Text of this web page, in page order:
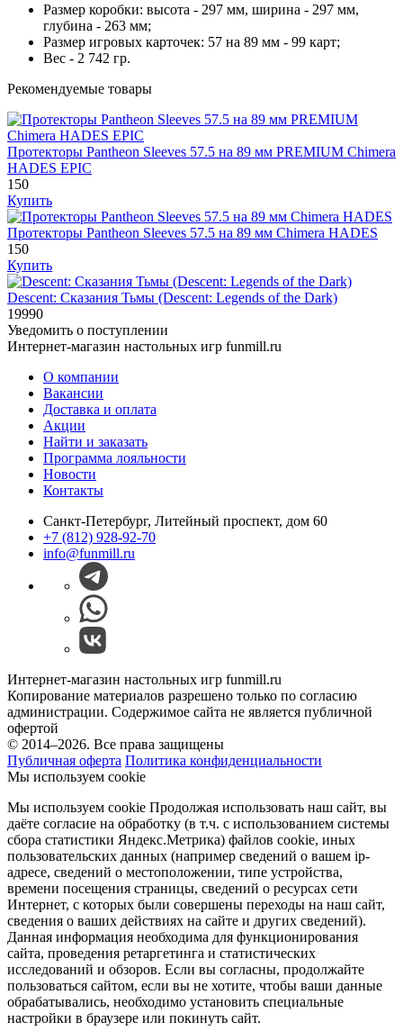
Размер коробки: высота - 297 мм, ширина - 297 мм,
глубина - 263 мм;
Размер игровых карточек: 57 на 89 мм - 99 карт;
Вес - 2 742 гр.
Рекомендуемые товары
Протекторы Pantheon Sleeves 57.5 на 89 мм PREMIUM Chimera
HADES EPIC
150
Купить
Протекторы Pantheon Sleeves 57.5 на 89 мм Chimera HADES
150
Купить
Descent: Сказания Тьмы (Descent: Legends of the Dark)
19990
Уведомить о поступлении
Интернет-магазин настольных игр funmill.ru
О компании
Вакансии
Доставка и оплата
Акции
Найти и заказать
Программа лояльности
Новости
Контакты
Санкт-Петербург, Литейный проспект, дом 60
+7 (812) 928-92-70
info@funmill.ru
Интернет-магазин настольных игр funmill.ru
Копирование материалов разрешено только по согласию
администрации. Содержимое сайта не является публичной
офертой
© 2014–2026. Все права защищены
Публичная оферта Политика конфиденциальности
Мы используем cookie
Мы используем cookie Продолжая использовать наш cайт, вы
даёте согласие на обработку (в т.ч. с использованием системы
сбора статистики Яндекс.Метрика) файлов cookie, иных
пользовательских данных (например сведений о вашем ip-
адресе, сведений о местоположении, типе устройства,
времени посещения страницы, сведений о ресурсах сети
Интернет, с которых были совершены переходы на наш сайт,
сведения о ваших действиях на сайте и других сведений).
Данная информация необходима для функционирования
сайта, проведения ретаргетинга и статистических
исследований и обзоров. Если вы согласны, продолжайте
пользоваться сайтом, если вы не хотите, чтобы ваши данные
обрабатывались, необходимо установить специальные
настройки в браузере или покинуть сайт.